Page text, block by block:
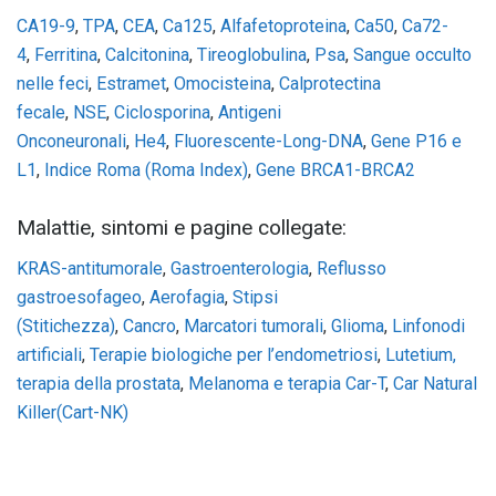
CA19-9, TPA, CEA, Ca125, Alfafetoproteina, Ca50, Ca72-
4, Ferritina, Calcitonina, Tireoglobulina, Psa, Sangue occulto
nelle feci, Estramet, Omocisteina, Calprotectina
fecale, NSE, Ciclosporina, Antigeni
Onconeuronali, He4, Fluorescente-Long-DNA, Gene P16 e
L1, Indice Roma (Roma Index), Gene BRCA1-BRCA2
Malattie, sintomi e pagine collegate:
KRAS-antitumorale, Gastroenterologia, Reflusso
gastroesofageo, Aerofagia, Stipsi
(Stitichezza), Cancro, Marcatori tumorali, Glioma, Linfonodi
artificiali, Terapie biologiche per l’endometriosi, Lutetium,
terapia della prostata, Melanoma e terapia Car-T, Car Natural
Killer(Cart-NK)